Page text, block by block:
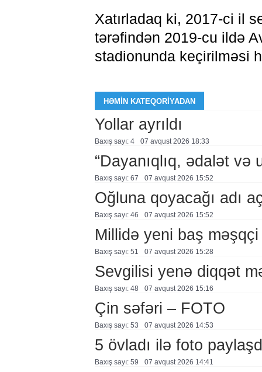
Xatırladaq ki, 2017-ci il
tərəfindən 2019-cu ildə
stadionunda keçirilməsi
HƏMIN KATEQORIYADAN
Yollar ayrıldı
Baxış sayı: 4 07 avqust 2026 18:33
“Dayanıqlıq, ədalət
Baxış sayı: 67 07 avqust 2026 15:52
Oğluna qoyacağı adı
Baxış sayı: 46 07 avqust 2026 15:52
Millidə yeni baş məşqçi
Baxış sayı: 51 07 avqust 2026 15:28
Sevgilisi yenə diqqət
Baxış sayı: 48 07 avqust 2026 15:16
Çin səfəri – FOTO
Baxış sayı: 53 07 avqust 2026 14:53
5 övladı ilə foto
Baxış sayı: 59 07 avqust 2026 14:41